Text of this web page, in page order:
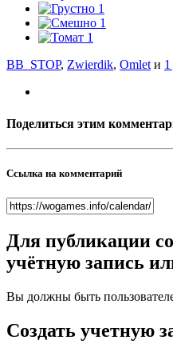
1
1
1
BB_STOP, Zwierdik, Omletи
Поделиться этим
Ссылка на комментарий
Для публикации
учётную запись
Вы должны быть
Создать учетную